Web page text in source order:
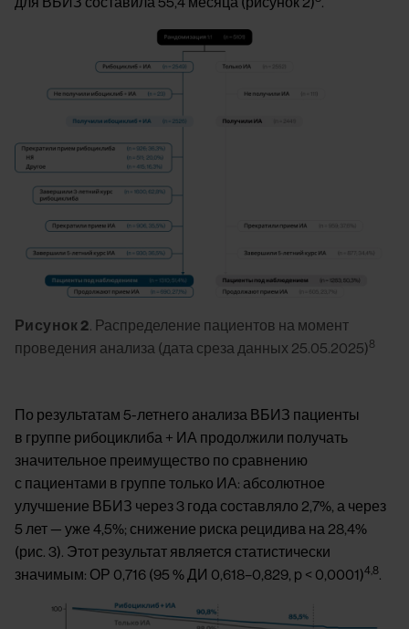
для ВБИЗ составила 55,4 месяца (рисунок 2) .
Рисунок 2. Распределение пациентов на момент
проведения анализа (дата среза данных 25.05.2025)8
По результатам 5-летнего анализа ВБИЗ пациенты
в группе рибоциклиба + ИА продолжили получать
значительное преимущество по сравнению
с пациентами в группе только ИА: абсолютное
улучшение ВБИЗ через 3 года составляло 2,7%, а через
5 лет — уже 4,5%; снижение риска рецидива на 28,4%
(рис. 3). Этот результат является статистически
значимым: ОР 0,716 (95 % ДИ 0,618–0,829, p < 0,0001)4,8.
Image